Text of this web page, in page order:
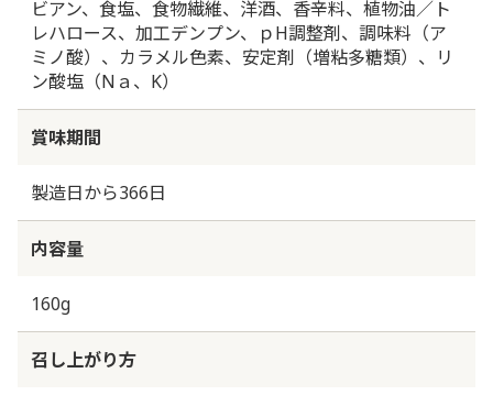
ビアン、食塩、食物繊維、洋酒、香辛料、植物油／ト
レハロース、加工デンプン、ｐH調整剤、調味料（ア
ミノ酸）、カラメル色素、安定剤（増粘多糖類）、リ
ン酸塩（Nａ、K）
賞味期間
製造日から366日
内容量
160g
召し上がり方